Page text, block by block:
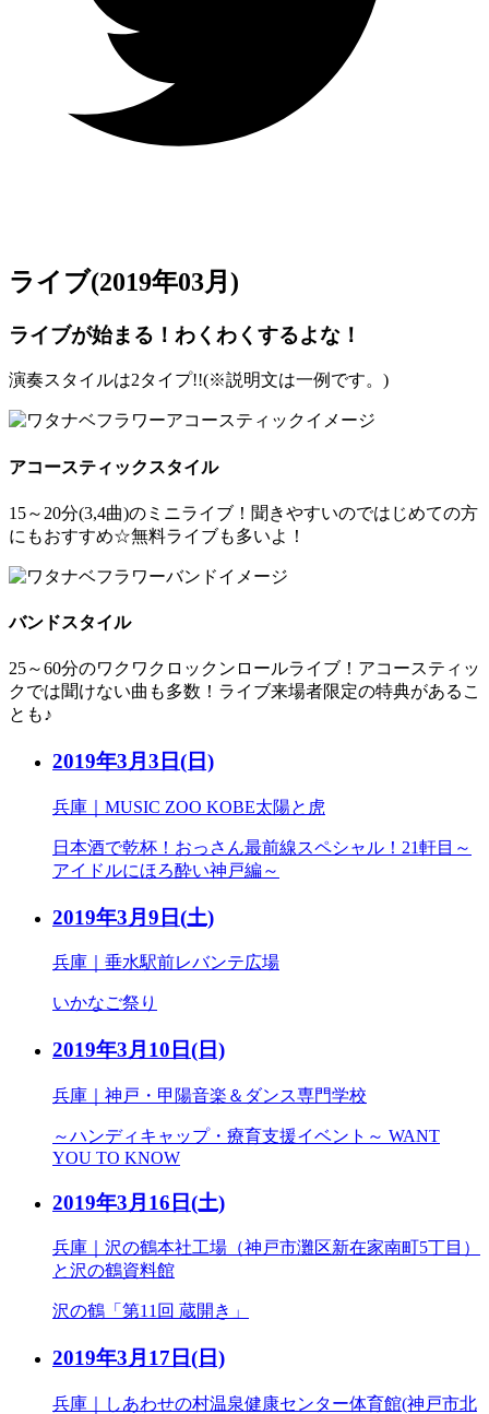
ライブ(2019年03月)
ライブが始まる！わくわくするよな！
演奏スタイルは2タイプ!!(※説明文は一例です。)
アコースティックスタイル
15～20分(3,4曲)のミニライブ！聞きやすいのではじめての方
にもおすすめ☆無料ライブも多いよ！
バンドスタイル
25～60分のワクワクロックンロールライブ！アコースティッ
クでは聞けない曲も多数！ライブ来場者限定の特典があるこ
とも♪
2019年3月3日(日)
兵庫｜MUSIC ZOO KOBE太陽と虎
日本酒で乾杯！おっさん最前線スペシャル！21軒目～
アイドルにほろ酔い神戸編～
2019年3月9日(土)
兵庫｜垂水駅前レバンテ広場
いかなご祭り
2019年3月10日(日)
兵庫｜神戸・甲陽音楽＆ダンス専門学校
～ハンディキャップ・療育支援イベント～ WANT
YOU TO KNOW
2019年3月16日(土)
兵庫｜沢の鶴本社工場（神戸市灘区新在家南町5丁目）
と沢の鶴資料館
沢の鶴「第11回 蔵開き」
2019年3月17日(日)
兵庫｜しあわせの村温泉健康センター体育館(神戸市北